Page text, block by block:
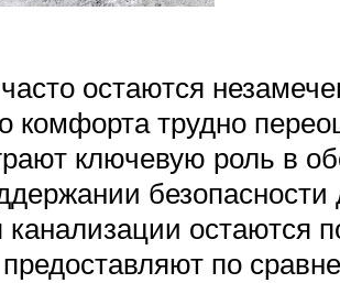
остаются
комфорта трудно
ключевую роль в
остаются
по